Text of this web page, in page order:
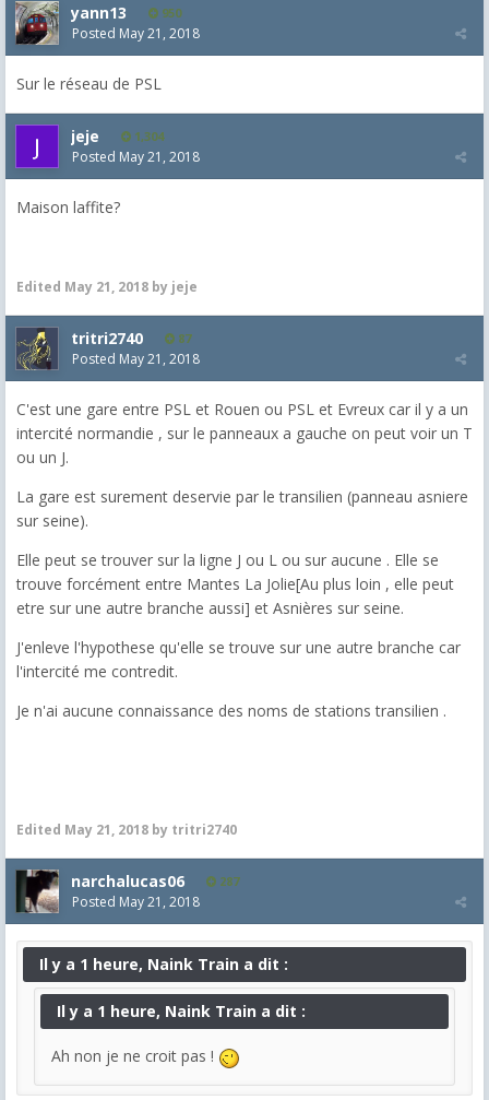
yann13 950
Posted May 21, 2018
Sur le réseau de PSL
jeje 1,304
Posted May 21, 2018
Maison laffite?
Edited May 21, 2018 by jeje
tritri2740 87
Posted May 21, 2018
C'est une gare entre PSL et Rouen ou PSL et Evreux car il y a un
intercité normandie , sur le panneaux a gauche on peut voir un T
ou un J.
La gare est surement deservie par le transilien (panneau asniere
sur seine).
Elle peut se trouver sur la ligne J ou L ou sur aucune . Elle se
trouve forcément entre Mantes La Jolie[Au plus loin , elle peut
etre sur une autre branche aussi] et Asnières sur seine.
J'enleve l'hypothese qu'elle se trouve sur une autre branche car
l'intercité me contredit.
Je n'ai aucune connaissance des noms de stations transilien .
Edited May 21, 2018 by tritri2740
narchalucas06 287
Posted May 21, 2018
Il y a 1 heure, Naink Train a dit :
Il y a 1 heure, Naink Train a dit :
Ah non je ne croit pas !